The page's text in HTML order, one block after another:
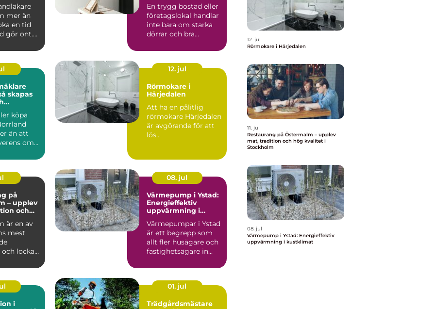
mer än
en tid
gör ont.
En trygg bostad eller
företagslokal handlar
inte bara om starka
dörrar och bra
köpa
än att
om
12. jul
Rörmokare i
Härjedalen
Att ha en pålitlig
rörmokare Härjedalen
är avgörande för att
lös...
på
– upplev
och
är en av
mest
och lockar
08. jul
Värmepump i Ystad:
Energieffektiv
uppvärmning i
Värmepumpar i Ystad
är ett begrepp som
allt fler husägare och
fastighetsägare in...
i
01. jul
Trädgårdsmästare
12. jul
Rörmokare i Härjedalen
11. jul
Restaurang på Östermalm – upplev
mat, tradition och hög kvalitet i
Stockholm
08. jul
Värmepump i Ystad: Energieffektiv
uppvärmning i kustklimat